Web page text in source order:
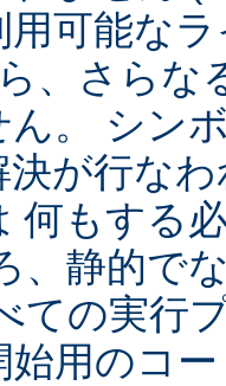
用可能な
、さらな
ん。 シン
決が行な
何もする
、静的で
ての実行
始用のコ